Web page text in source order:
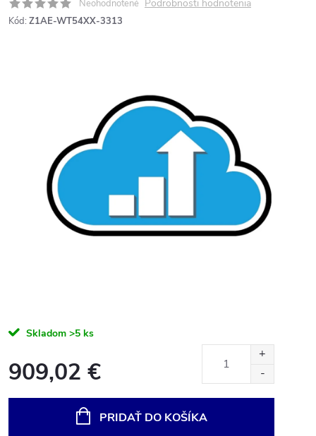
Neohodnotené Podrobnosti hodnotenia
Kód: Z1AE-WT54XX-3313
Skladom >5 ks
909,02 €
PRIDAŤ DO KOŠÍKA